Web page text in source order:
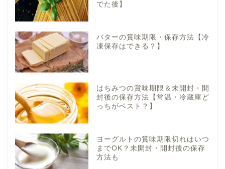
でた後】
バターの賞味期限・保存方法【冷
凍保存はできる？】
はちみつの賞味期限＆未開封・開
封後の保存方法【常温・冷蔵庫ど
っちがベスト？】
ヨーグルトの賞味期限切れはいつ
までOK？未開封・開封後の保存
方法も